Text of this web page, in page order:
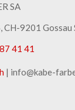
SA
CH-9201 Gossau
41 41
| info@kabe-